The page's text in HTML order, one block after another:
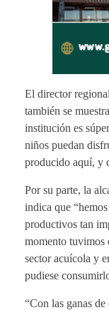
El director
también se
institución es
niños puedan
producido aquí, y
Por su parte, la
indica que
productivos tan
momento tuvimos
sector acuícola y
pudiese
“Con las ganas